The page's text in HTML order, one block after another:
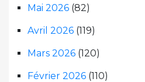
Mai 2026 (82)
Avril 2026 (119)
Mars 2026 (120)
Février 2026 (110)